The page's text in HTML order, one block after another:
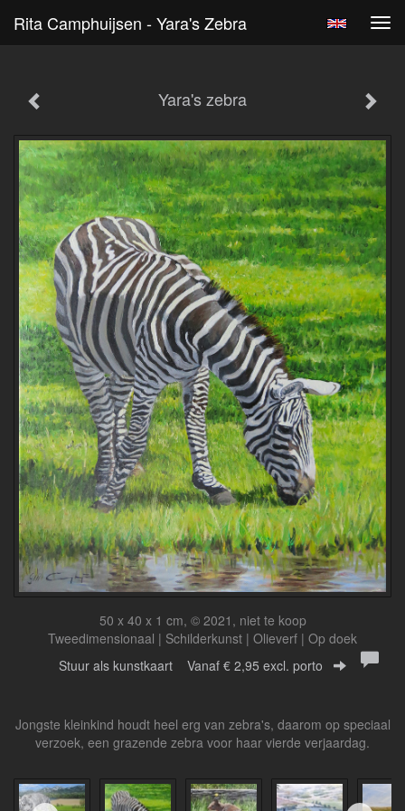
Rita Camphuijsen - Yara's Zebra
Yara's zebra
50 x 40 x 1 cm, © 2021, niet te koop
Tweedimensionaal | Schilderkunst | Olieverf | Op doek
Stuur als kunstkaart Vanaf € 2,95 excl. porto
Jongste kleinkind houdt heel erg van zebra's, daarom op speciaal
verzoek, een grazende zebra voor haar vierde verjaardag.